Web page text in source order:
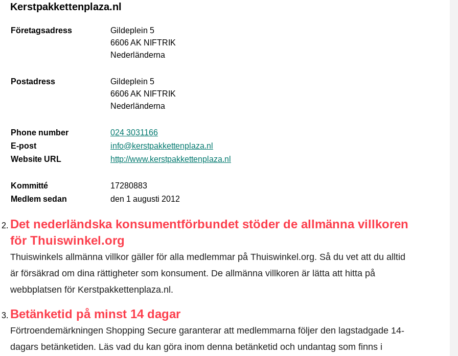
Kerstpakkettenplaza.nl
Företagsadress
Gildeplein 5
6606 AK NIFTRIK
Nederländerna
Postadress
Gildeplein 5
6606 AK NIFTRIK
Nederländerna
Phone number
024 3031166
E-post
info@kerstpakkettenplaza.nl
Website URL
http://www.kerstpakkettenplaza.nl
Kommitté
17280883
Medlem sedan
den 1 augusti 2012
Det nederländska konsumentförbundet stöder de allmänna villkoren
för Thuiswinkel.org
Thuiswinkels allmänna villkor gäller för alla medlemmar på Thuiswinkel.org. Så du vet att du alltid
är försäkrad om dina rättigheter som konsument. De allmänna villkoren är lätta att hitta på
webbplatsen för Kerstpakkettenplaza.nl.
Betänketid på minst 14 dagar
Förtroendemärkningen Shopping Secure garanterar att medlemmarna följer den lagstadgade 14-
dagars betänketiden. Läs vad du kan göra inom denna betänketid och undantag som finns i